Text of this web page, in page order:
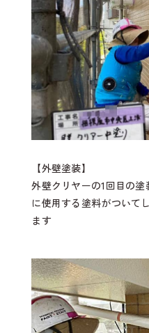
【外壁塗装】
外壁クリヤーの1回目の
に使用する塗料がついて
ます